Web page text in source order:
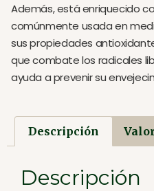
Además, está enriquecido
comúnmente usada en
sus propiedades
que combate los radicales
ayuda a prevenir su
Descripción
Descripción